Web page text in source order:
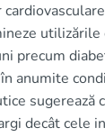
precum
anumite
sugerează
decât cele